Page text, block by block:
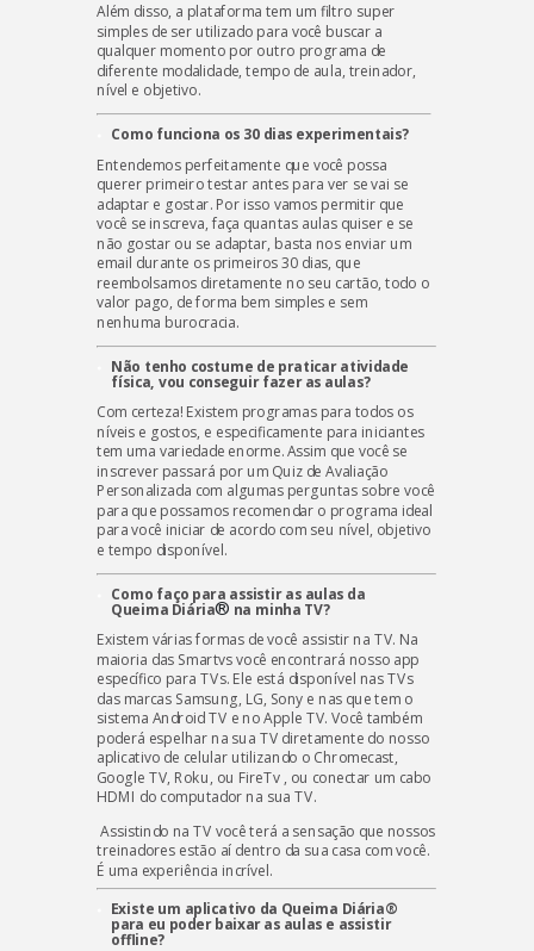
Como funciona os 30 dias experimentais?
Entendemos perfeitamente que você possa
querer primeiro testar antes para ver se vai se
adaptar e gostar. Por isso vamos permitir que
você se inscreva, faça quantas aulas quiser e se
não gostar ou se adaptar, basta nos enviar um
email durante os primeiros 30 dias, que
reembolsamos diretamente no seu cartão, todo o
valor pago, de forma bem simples e sem
nenhuma burocracia.
Além disso, a plataforma tem um filtro super
simples de ser utilizado para você buscar a
qualquer momento por outro programa de
diferente modalidade, tempo de aula, treinador,
nível e objetivo.
Como faço para assistir as aulas da
Queima Diária® na minha TV?
Existem várias formas de você assistir na TV. Na
maioria das Smartvs você encontrará nosso app
específico para TVs. Ele está disponível nas TVs
das marcas Samsung, LG, Sony e nas que tem o
sistema Android TV e no Apple TV. Você também
poderá espelhar na sua TV diretamente do nosso
aplicativo de celular utilizando o Chromecast,
Google TV, Roku, ou FireTv , ou conectar um cabo
HDMI do computador na sua TV.
Assistindo na TV você terá a sensação que nossos
treinadores estão aí dentro da sua casa com você.
É uma experiência incrível.
Não tenho costume de praticar atividade
física, vou conseguir fazer as aulas?
Com certeza! Existem programas para todos os
níveis e gostos, e especificamente para iniciantes
tem uma variedade enorme. Assim que você se
inscrever passará por um Quiz de Avaliação
Personalizada com algumas perguntas sobre você
para que possamos recomendar o programa ideal
para você iniciar de acordo com seu nível, objetivo
e tempo disponível.
Existe um aplicativo da Queima Diária®
para eu poder baixar as aulas e assistir
offline?